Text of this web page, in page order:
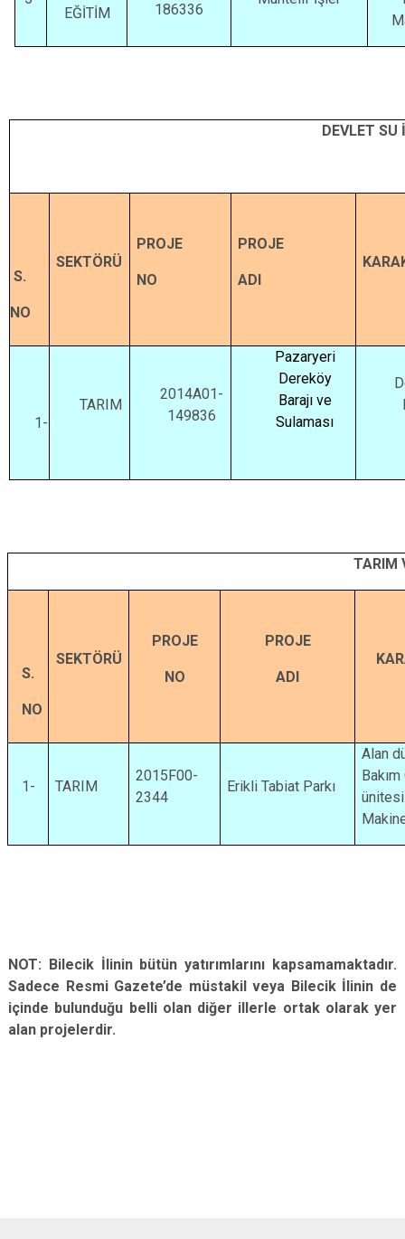
EĞİTİM
186336
DEVLET SU
S.
NO
SEKTÖRÜ
PROJE
NO
PROJE
ADI
1-
TARIM
2014A01-
149836
Pazaryeri
Dereköy
Barajı ve
Sulaması
TARIM
S.
NO
SEKTÖRÜ
PROJE
NO
PROJE
ADI
1- TARIM
2015F00-
2344
Erikli Tabiat Parkı
Alan
NOT: Bilecik İlinin bütün yatırımlarını kapsamamaktadır.
Sadece Resmi Gazete’de müstakil veya Bilecik İlinin de
içinde bulunduğu belli olan diğer illerle ortak olarak yer
alan projelerdir.